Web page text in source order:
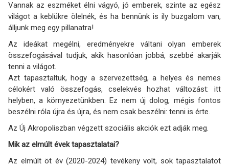
Vannak az eszméket élni vágyó, jó emberek, szinte az egész
világot a keblükre ölelnék, és ha bennünk is ily buzgalom van,
álljunk meg egy pillanatra!
Az ideákat megélni, eredményekre váltani olyan emberek
összefogásával tudjuk, akik hasonlóan jobbá, szebbé akarják
tenni a világot.
Azt tapasztaltuk, hogy a szervezettség, a helyes és nemes
célokért való összefogás, cselekvés hozhat változást: itt
helyben, a környezetünkben. Ez nem új dolog, mégis fontos
beszélni róla újra és újra, és nem csak beszélni: tenni is érte.
Az Új Akropoliszban végzett szociális akciók ezt adják meg.
Mik az elmúlt évek tapasztalatai?
Az elmúlt öt év (2020-2024) tevékeny volt, sok tapasztalatot